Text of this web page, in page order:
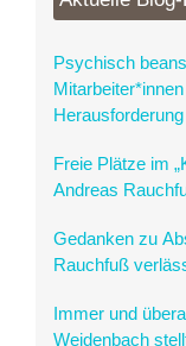
Psychisch
Freie Plätze im
Andreas
Gedanken zu
Rauchfuß
Immer und
Weidenbach